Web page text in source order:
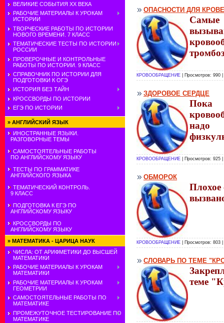
ВЕЛИКИЕ СОБЫТИЯ ХХ ВЕКА
РАБОЧИЕ МАТЕРИАЛЫ К УРОКАМ
ИСТОРИИ
ТВОРЧЕСКИЕ РАБОТЫ ПО ИСТОРИИ
НОВОГО ВРЕМЕНИ. 7 КЛАСС
ТЕМАТИЧЕСКИЕ ТЕСТЫ ПО ИСТОРИИ
РОССИИ
ПРОВЕРОЧНЫЕ И КОНТРОЛЬНЫЕ
РАБОТЫ ПО ИСТОРИИ. 9 КЛАСС
СПРАВОЧНИК ПО ИСТОРИИ ДЛЯ
ПОДГОТОВКИ К ОГЭ
ИСТОРИЯ БЕЗ ТАЙН
КРОССВОРДЫ ПО ИСТОРИИ
ЕГЭ ПО ИСТОРИИ
» АНГЛИЙСКИЙ ЯЗЫК
ИНОСТРАННЫЕ ЯЗЫКИ.
РАЗГОВОРНЫЕ ТЕМЫ
САМОСТОЯТЕЛЬНЫЕ РАБОТЫ
ПО АНГЛИЙСКОМУ ЯЗЫКУ
ТЕСТЫ ПО ГРАММАТИКЕ
АНГЛИЙСКОГО ЯЗЫКА
ТЕМАТИЧЕСКИЙ КОНТРОЛЬ.
9 КЛАСС
ПОДГОТОВКА К ЕГЭ ПО
АНГЛИЙСКОМУ ЯЗЫКУ
КРОССВОРДЫ ПО
АНГЛИЙСКОМУ ЯЗЫКУ
» МАТЕМАТИКА - ЦАРИЦА НАУК
ЧИСЛА: ОТ АРИФМЕТИКИ ДО ВЫСШЕЙ
МАТЕМАТИКИ
РАБОЧИЕ МАТЕРИАЛЫ К УРОКАМ
МАТЕМАТИКИ
РАБОЧИЕ МАТЕРИАЛЫ К УРОКАМ
ГЕОМЕТРИИ
САМОСТОЯТЕЛЬНЫЕ РАБОТЫ ПО
МАТЕМАТИКЕ
ПРОМЕЖУТОЧНОЕ ТЕСТИРОВАНИЕ ПО
МАТЕМАТИКЕ
ОПАСНОСТИ ДЛЯ
Самые
КРОВООБРАЩЕНИЕ | Просмотров: 990
ЗДОРОВОЕ СЕРДЦЕ
надо
КРОВООБРАЩЕНИЕ | Просмотров: 925
ОБМОРОК
Плохое
КРОВООБРАЩЕНИЕ | Просмотров: 803
СЛОВАРЬ ПО ТЕМЕ
теме